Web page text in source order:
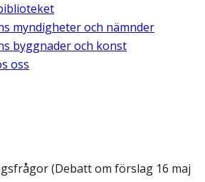
myndigheter och nämnder
byggnader och konst
oss
(Debatt om förslag 16 maj